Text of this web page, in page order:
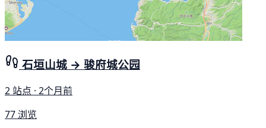
石垣山城 → 骏府城公园
2 站点 · 2个月前
77 浏览